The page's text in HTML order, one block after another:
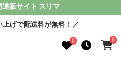
通販サイト スリマ
上げで配送料が無料！／
0 0